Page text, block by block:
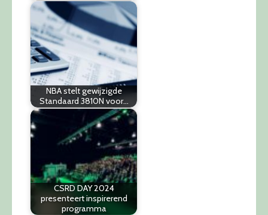
NBA stelt gewijzigde
Standaard 3810N voor…
CSRD DAY 2024
presenteert inspirerend
programma